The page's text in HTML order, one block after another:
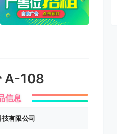
A-108
信息
有限公司